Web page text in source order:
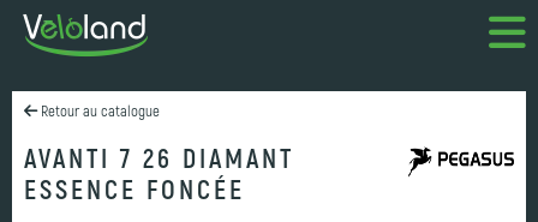
Retour au catalogue
AVANTI 7 26 DIAMANT
ESSENCE FONCÉE